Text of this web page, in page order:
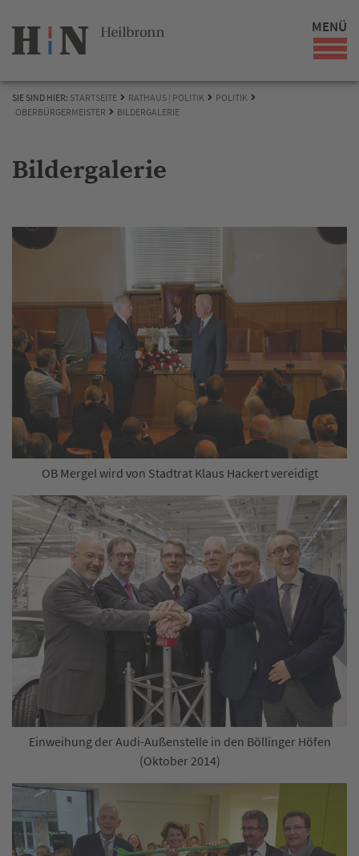
MENÜ
SIE SIND HIER: STARTSEITE RATHAUS | POLITIK
POLITIK
OBERBÜRGERMEISTER
BILDERGALERIE
Bildergalerie
OB Mergel wird von Stadtrat Klaus Hackert vereidigt
Einweihung der Audi-Außenstelle in den Böllinger Höfen
(Oktober 2014)